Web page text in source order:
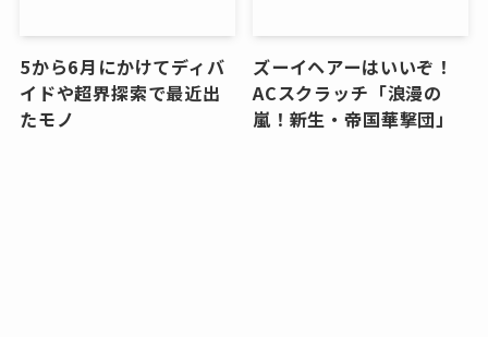
5から6月にかけてディバ
イドや超界探索で最近出
たモノ
ズーイヘアーはいいぞ！
ACスクラッチ「浪漫の
嵐！新生・帝国華撃団」